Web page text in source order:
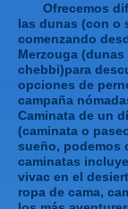
Ofrecemos
las dunas (con o
comenzando
Merzouga (dunas
chebbi)para
opciones de
campaña
Caminata de un
(caminata o
sueño, podemos
caminatas
vivac en el
ropa de cama,